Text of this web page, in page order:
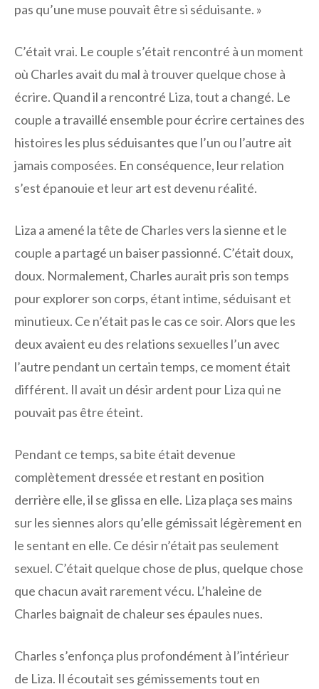
pas qu’une muse pouvait être si séduisante. »
C’était vrai. Le couple s’était rencontré à un moment
où Charles avait du mal à trouver quelque chose à
écrire. Quand il a rencontré Liza, tout a changé. Le
couple a travaillé ensemble pour écrire certaines des
histoires les plus séduisantes que l’un ou l’autre ait
jamais composées. En conséquence, leur relation
s’est épanouie et leur art est devenu réalité.
Liza a amené la tête de Charles vers la sienne et le
couple a partagé un baiser passionné. C’était doux,
doux. Normalement, Charles aurait pris son temps
pour explorer son corps, étant intime, séduisant et
minutieux. Ce n’était pas le cas ce soir. Alors que les
deux avaient eu des relations sexuelles l’un avec
l’autre pendant un certain temps, ce moment était
différent. Il avait un désir ardent pour Liza qui ne
pouvait pas être éteint.
Pendant ce temps, sa bite était devenue
complètement dressée et restant en position
derrière elle, il se glissa en elle. Liza plaça ses mains
sur les siennes alors qu’elle gémissait légèrement en
le sentant en elle. Ce désir n’était pas seulement
sexuel. C’était quelque chose de plus, quelque chose
que chacun avait rarement vécu. L’haleine de
Charles baignait de chaleur ses épaules nues.
Charles s’enfonça plus profondément à l’intérieur
de Liza. Il écoutait ses gémissements tout en